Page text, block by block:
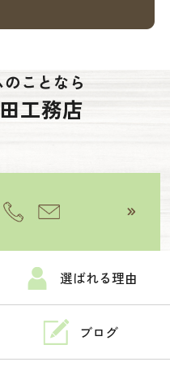
ことなら
工務店
選ばれる理由
ブログ